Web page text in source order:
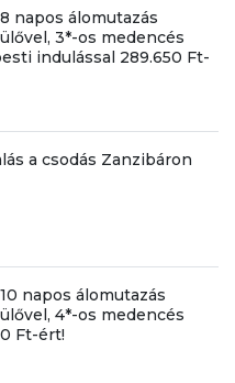
napos álomutazás
3*-os medencés
indulással 289.650 Ft-
a csodás Zanzibáron
napos álomutazás
4*-os medencés
Ft-ért!